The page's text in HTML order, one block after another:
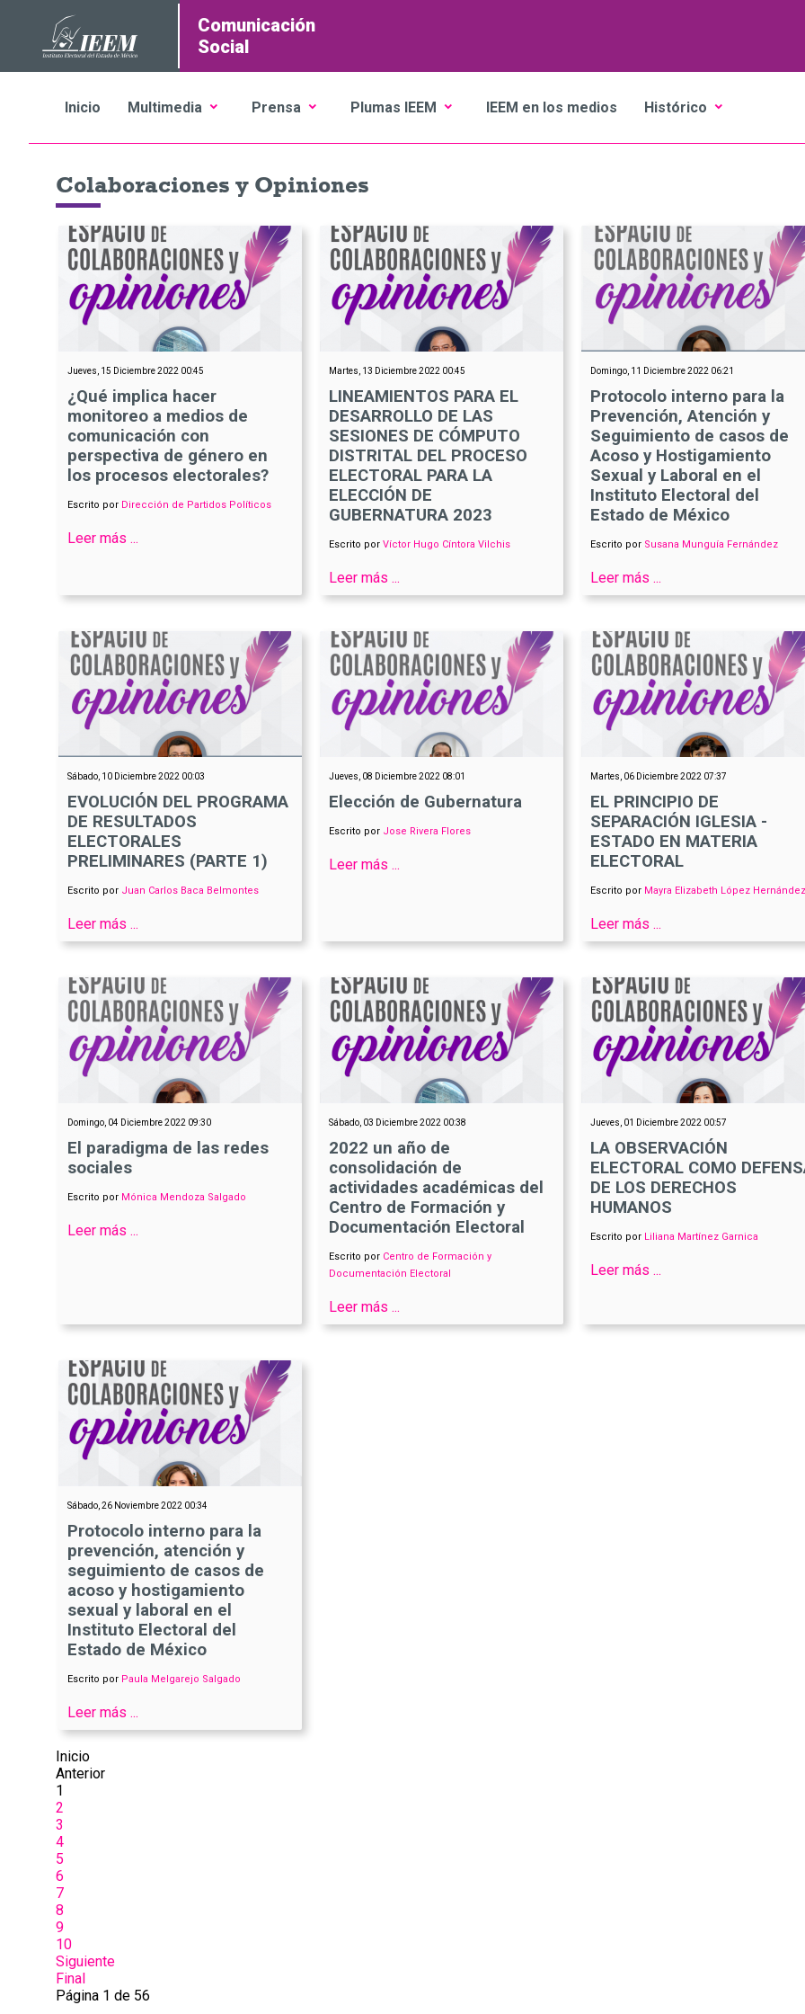
Comunicación
Social
Inicio Multimedia Prensa Plumas IEEM IEEM en los medios Histórico
Colaboraciones y Opiniones
Jueves, 15 Diciembre 2022 00:45
¿Qué implica hacer
monitoreo a medios de
comunicación con
perspectiva de género en
los procesos electorales?
Escrito por Dirección de Partidos Políticos
Leer más ...
Martes, 13 Diciembre 2022 00:45
LINEAMIENTOS PARA EL
DESARROLLO DE LAS
SESIONES DE CÓMPUTO
DISTRITAL DEL PROCESO
ELECTORAL PARA LA
ELECCIÓN DE
GUBERNATURA 2023
Escrito porVíctor Hugo Cíntora Vilchis
Leer más ...
Domingo, 11 Diciembre 2022 06:21
Protocolo interno para la
Prevención, Atención y
Seguimiento de casos de
Acoso y Hostigamiento
Sexual y Laboral en el
Instituto Electoral del
Estado de México
Escrito por Susana Munguía Fernández
Leer más ...
Sábado, 10 Diciembre 2022 00:03
EVOLUCIÓN DEL PROGRAMA
DE RESULTADOS
ELECTORALES
PRELIMINARES (PARTE 1)
Escrito por Juan Carlos Baca Belmontes
Leer más ...
Jueves, 08 Diciembre 2022 08:01
Elección de Gubernatura
Escrito por Jose Rivera Flores
Leer más ...
Martes, 06 Diciembre 2022 07:37
EL PRINCIPIO DE
SEPARACIÓN IGLESIA -
ESTADO EN MATERIA
ELECTORAL
Escrito por Mayra Elizabeth López
Leer más ...
Domingo, 04 Diciembre 2022 09:30
El paradigma de las redes
sociales
Escrito por Mónica Mendoza Salgado
Leer más ...
Sábado, 03 Diciembre 2022 00:38
2022 un año de
consolidación de
actividades académicas del
Centro de Formación y
Documentación Electoral
Escrito por Centro de Formación y
Documentación Electoral
Leer más ...
Jueves, 01 Diciembre 2022 00:57
LA OBSERVACIÓN
ELECTORAL COMO
DE LOS DERECHOS
HUMANOS
Escrito por Liliana Martínez Garnica
Leer más ...
Sábado, 26 Noviembre 2022 00:34
Protocolo interno para la
prevención, atención y
seguimiento de casos de
acoso y hostigamiento
sexual y laboral en el
Instituto Electoral del
Estado de México
Escrito por Paula Melgarejo Salgado
Leer más ...
Inicio
Anterior
1
2
3
4
5
6
7
8
9
10
Siguiente
Final
Página 1 de 56